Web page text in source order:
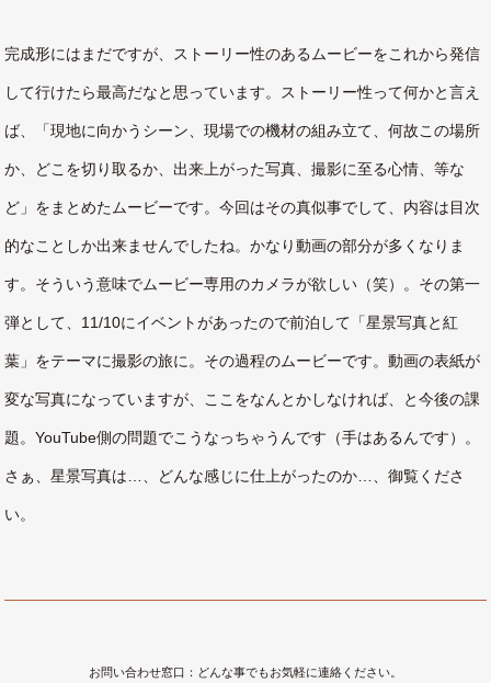
完成形にはまだですが、ストーリー性のあるムービーをこれから発信
して行けたら最高だなと思っています。ストーリー性って何かと言え
ば、「現地に向かうシーン、現場での機材の組み立て、何故この場所
か、どこを切り取るか、出来上がった写真、撮影に至る心情、等な
ど」をまとめたムービーです。今回はその真似事でして、内容は目次
的なことしか出来ませんでしたね。かなり動画の部分が多くなりま
す。そういう意味でムービー専用のカメラが欲しい（笑）。その第一
弾として、11/10にイベントがあったので前泊して「星景写真と紅
葉」をテーマに撮影の旅に。その過程のムービーです。動画の表紙が
変な写真になっていますが、ここをなんとかしなければ、と今後の課
題。YouTube側の問題でこうなっちゃうんです（手はあるんです）。
さぁ、星景写真は…、どんな感じに仕上がったのか…、御覧くださ
い。
お問い合わせ窓口：どんな事でもお気軽に連絡ください。